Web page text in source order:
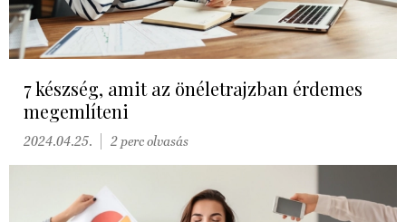
7 készség, amit az önéletrajzban érdemes
megemlíteni
2024.04.25. 2 perc olvasás